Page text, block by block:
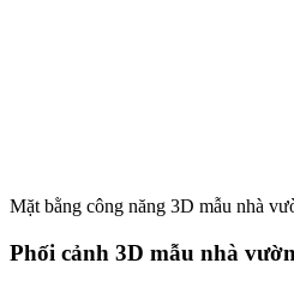
Mặt bằng công năng 3D mẫu nhà
Phối cảnh 3D mẫu nhà